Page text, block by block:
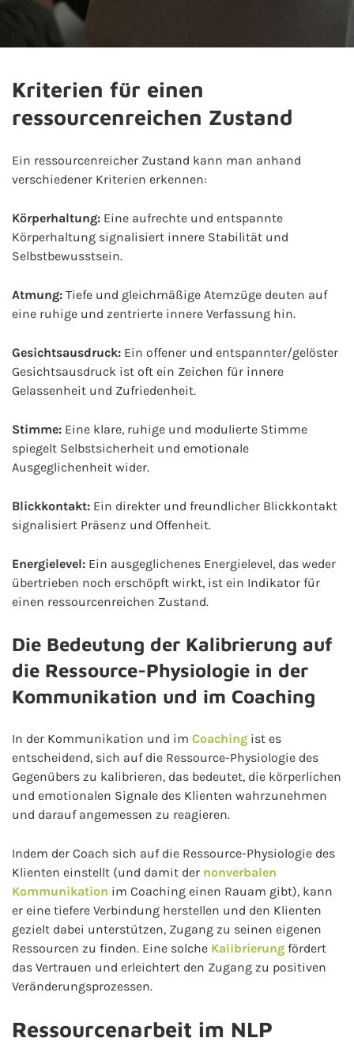
Kriterien für einen
ressourcenreichen Zustand
Ein ressourcenreicher Zustand kann man anhand
verschiedener Kriterien erkennen:
Körperhaltung: Eine aufrechte und entspannte
Körperhaltung signalisiert innere Stabilität und
Selbstbewusstsein.
Atmung: Tiefe und gleichmäßige Atemzüge deuten auf
eine ruhige und zentrierte innere Verfassung hin.
Gesichtsausdruck: Ein offener und entspannter/gelöster
Gesichtsausdruck ist oft ein Zeichen für innere
Gelassenheit und Zufriedenheit.
Stimme: Eine klare, ruhige und modulierte Stimme
spiegelt Selbstsicherheit und emotionale
Ausgeglichenheit wider.
Blickkontakt: Ein direkter und freundlicher Blickkontakt
signalisiert Präsenz und Offenheit.
Energielevel: Ein ausgeglichenes Energielevel, das weder
übertrieben noch erschöpft wirkt, ist ein Indikator für
einen ressourcenreichen Zustand.
Die Bedeutung der Kalibrierung auf
die Ressource-Physiologie in der
Kommunikation und im Coaching
In der Kommunikation und im Coaching ist es
entscheidend, sich auf die Ressource-Physiologie des
Gegenübers zu kalibrieren, das bedeutet, die körperlichen
und emotionalen Signale des Klienten wahrzunehmen
und darauf angemessen zu reagieren.
Indem der Coach sich auf die Ressource-Physiologie des
Klienten einstellt (und damit der nonverbalen
Kommunikation im Coaching einen Rauam gibt), kann
er eine tiefere Verbindung herstellen und den Klienten
gezielt dabei unterstützen, Zugang zu seinen eigenen
Ressourcen zu finden. Eine solche Kalibrierung fördert
das Vertrauen und erleichtert den Zugang zu positiven
Veränderungsprozessen.
Ressourcenarbeit im NLP